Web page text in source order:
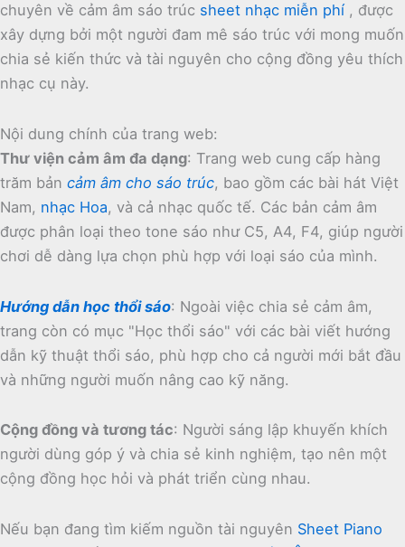
chuyên về cảm âm sáo trúc sheet nhạc miễn phí , được
xây dựng bởi một người đam mê sáo trúc với mong muốn
chia sẻ kiến thức và tài nguyên cho cộng đồng yêu thích
nhạc cụ này.
Nội dung chính của trang web:
Thư viện cảm âm đa dạng: Trang web cung cấp hàng
trăm bản cảm âm cho sáo trúc, bao gồm các bài hát Việt
Nam, nhạc Hoa, và cả nhạc quốc tế. Các bản cảm âm
được phân loại theo tone sáo như C5, A4, F4, giúp người
chơi dễ dàng lựa chọn phù hợp với loại sáo của mình.
Hướng dẫn học thổi sáo: Ngoài việc chia sẻ cảm âm,
trang còn có mục "Học thổi sáo" với các bài viết hướng
dẫn kỹ thuật thổi sáo, phù hợp cho cả người mới bắt đầu
và những người muốn nâng cao kỹ năng.
Cộng đồng và tương tác: Người sáng lập khuyến khích
người dùng góp ý và chia sẻ kinh nghiệm, tạo nên một
cộng đồng học hỏi và phát triển cùng nhau.
Nếu bạn đang tìm kiếm nguồn tài nguyên Sheet Piano